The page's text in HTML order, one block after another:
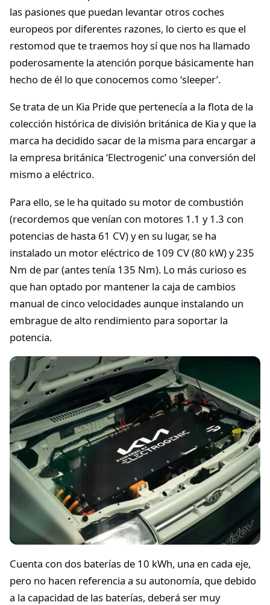
las pasiones que puedan levantar otros coches
europeos por diferentes razones, lo cierto es que el
restomod que te traemos hoy sí que nos ha llamado
poderosamente la atención porque básicamente han
hecho de él lo que conocemos como ‘sleeper’.
Se trata de un Kia Pride que pertenecía a la flota de la
colección histórica de división británica de Kia y que la
marca ha decidido sacar de la misma para encargar a
la empresa británica ‘Electrogenic’ una conversión del
mismo a eléctrico.
Para ello, se le ha quitado su motor de combustión
(recordemos que venían con motores 1.1 y 1.3 con
potencias de hasta 61 CV) y en su lugar, se ha
instalado un motor eléctrico de 109 CV (80 kW) y 235
Nm de par (antes tenía 135 Nm). Lo más curioso es
que han optado por mantener la caja de cambios
manual de cinco velocidades aunque instalando un
embrague de alto rendimiento para soportar la
potencia.
Cuenta con dos baterías de 10 kWh, una en cada eje,
pero no hacen referencia a su autonomía, que debido
a la capacidad de las baterías, deberá ser muy